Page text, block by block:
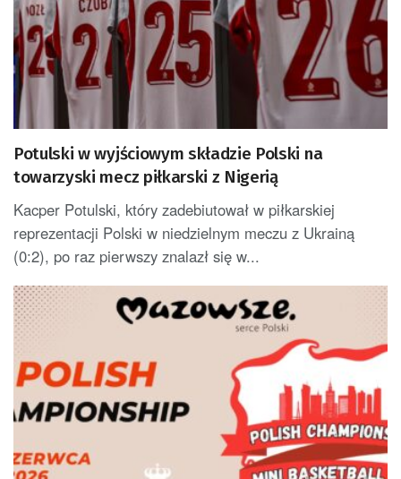
Potulski w wyjściowym składzie Polski na
towarzyski mecz piłkarski z Nigerią
Kacper Potulski, który zadebiutował w piłkarskiej
reprezentacji Polski w niedzielnym meczu z Ukrainą
(0:2), po raz pierwszy znalazł się w...